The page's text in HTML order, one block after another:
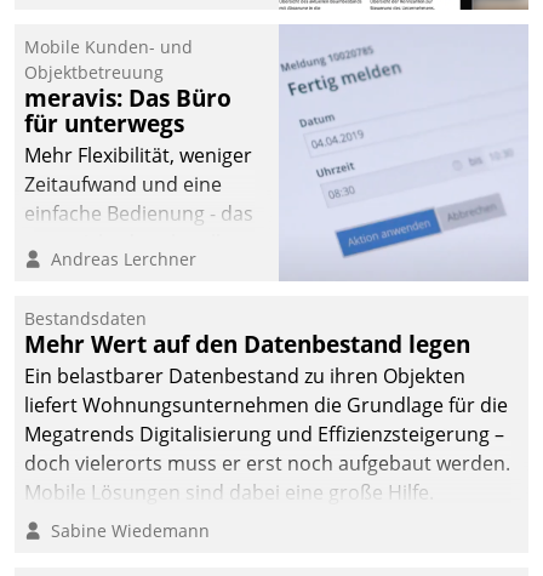
Ressort Kapitalanlage für
künftige Aufgaben und
Herausforderungen
gerüstet.
Mobile Kunden- und
Objektbetreuung
meravis: Das Büro
für unterwegs
Mehr Flexibilität, weniger
Zeitaufwand und eine
einfache Bedienung - das
Cockpit für mobile
Datatrain. Die meravis
Wohnungsbau- und
Immobilien GmbH hat
sich dabei für den Betrieb
der Lösung über die SAP
Cloud Platform
entschieden - als erstes
Unternehmen am
Andreas Lerchner
Bestandsdaten
Mehr Wert auf den Datenbestand legen
Ein belastbarer Datenbestand zu ihren Objekten
liefert Wohnungsunternehmen die Grundlage für die
Megatrends Digitalisierung und Effizienzsteigerung –
doch vielerorts muss er erst noch aufgebaut werden.
Mobile Lösungen sind dabei eine große Hilfe.
Sabine Wiedemann